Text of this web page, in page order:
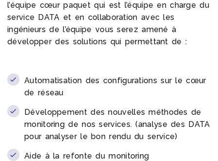
l’équipe cœur paquet qui est l’équipe en charge du
service DATA et en collaboration avec les
ingénieurs de l’équipe vous serez amené à
développer des solutions qui permettant de :
Automatisation des configurations sur le cœur
de réseau
Développement des nouvelles méthodes de
monitoring de nos services. (analyse des DATA
pour analyser le bon rendu du service)
Aide à la refonte du monitoring